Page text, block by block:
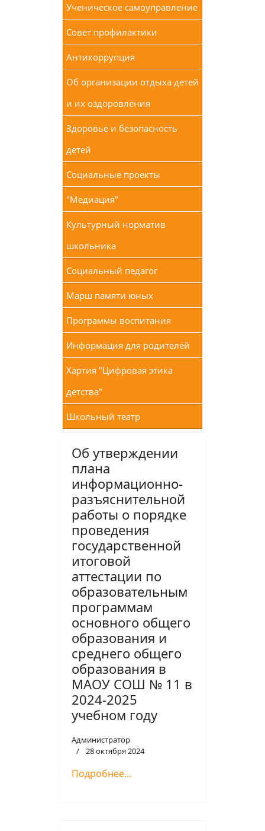
Ученическое самоуправление
Совет профилактики
Антикоррупция
Об организации отдыха детей
и их оздоровления
Здоровье и безопасность
детей
Социальные проекты
"Медиация"
Культурный норматив
школьника
Социальный педагог
Марш памяти юных
Программы воспитания
Информация для родителей
Хартия "Цифровая этика
детства"
Школьный театр
Об утверждении
плана
информационно-
разъяснительной
работы о порядке
проведения
государственной
итоговой
аттестации по
образовательным
программам
основного общего
образования и
среднего общего
образования в
МАОУ СОШ № 11 в
2024-2025
учебном году
Администратор
28 октября 2024
Подробнее…